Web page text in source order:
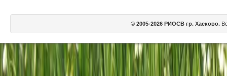
© 2005-2026 РИОСВ гр. Хасково.